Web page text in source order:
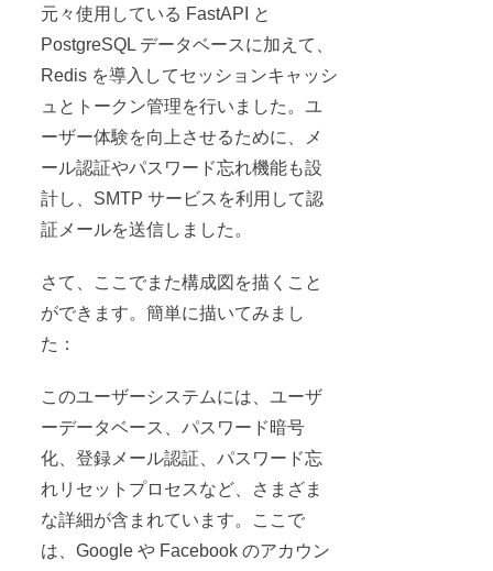
元々使用している FastAPI と
PostgreSQL データベースに加えて、
Redis を導入してセッションキャッシ
ュとトークン管理を行いました。ユ
ーザー体験を向上させるために、メ
ール認証やパスワード忘れ機能も設
計し、SMTP サービスを利用して認
証メールを送信しました。
さて、ここでまた構成図を描くこと
ができます。簡単に描いてみまし
た：
このユーザーシステムには、ユーザ
ーデータベース、パスワード暗号
化、登録メール認証、パスワード忘
れリセットプロセスなど、さまざま
な詳細が含まれています。ここで
は、Google や Facebook のアカウン